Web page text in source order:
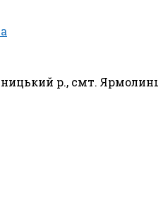
р., смт.